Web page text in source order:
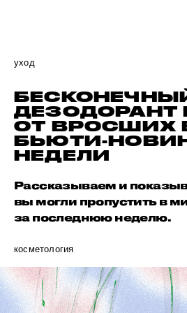
уход
ДЕЗОДОРАНТ
ОТ ВРОСШИХ
БЬЮТИ-
НЕДЕЛИ
Рассказываем и
вы могли пропустить в
за последнюю неделю.
косметология